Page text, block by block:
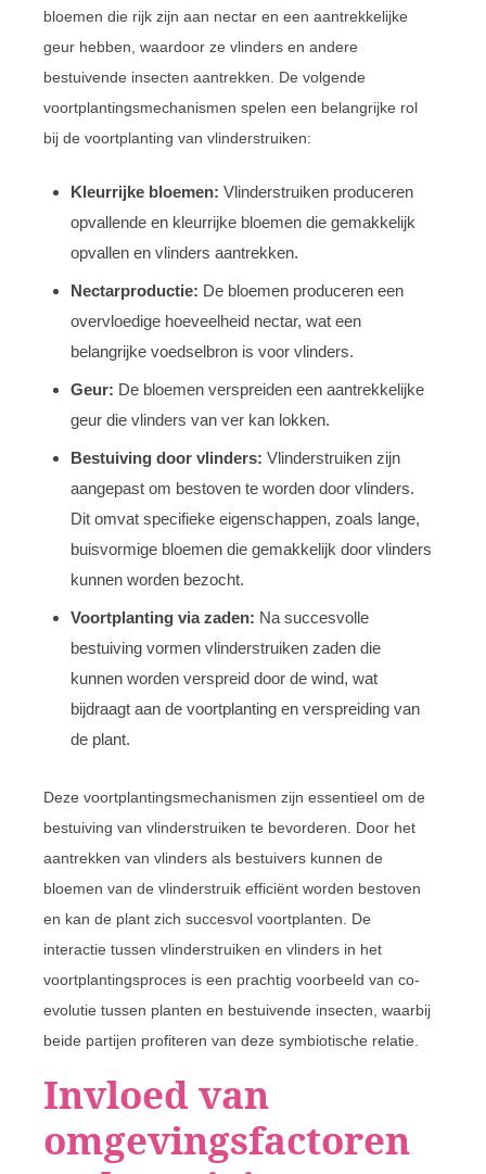
bloemen die rijk zijn aan nectar en een aantrekkelijke
geur hebben, waardoor ze vlinders en andere
bestuivende insecten aantrekken. De volgende
voortplantingsmechanismen spelen een belangrijke rol
bij de voortplanting van vlinderstruiken:
Kleurrijke bloemen: Vlinderstruiken produceren
opvallende en kleurrijke bloemen die gemakkelijk
opvallen en vlinders aantrekken.
Nectarproductie: De bloemen produceren een
overvloedige hoeveelheid nectar, wat een
belangrijke voedselbron is voor vlinders.
Geur: De bloemen verspreiden een aantrekkelijke
geur die vlinders van ver kan lokken.
Bestuiving door vlinders: Vlinderstruiken zijn
aangepast om bestoven te worden door vlinders.
Dit omvat specifieke eigenschappen, zoals lange,
buisvormige bloemen die gemakkelijk door vlinders
kunnen worden bezocht.
Voortplanting via zaden: Na succesvolle
bestuiving vormen vlinderstruiken zaden die
kunnen worden verspreid door de wind, wat
bijdraagt aan de voortplanting en verspreiding van
de plant.
Deze voortplantingsmechanismen zijn essentieel om de
bestuiving van vlinderstruiken te bevorderen. Door het
aantrekken van vlinders als bestuivers kunnen de
bloemen van de vlinderstruik efficiënt worden bestoven
en kan de plant zich succesvol voortplanten. De
interactie tussen vlinderstruiken en vlinders in het
voortplantingsproces is een prachtig voorbeeld van co-
evolutie tussen planten en bestuivende insecten, waarbij
beide partijen profiteren van deze symbiotische relatie.
Invloed van
omgevingsfactoren